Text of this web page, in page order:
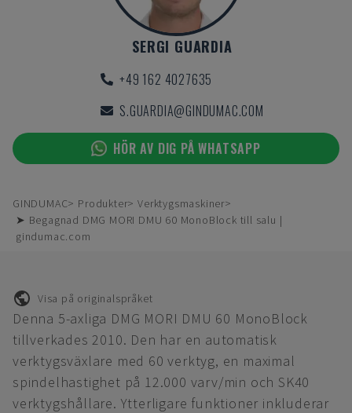
SERGI GUARDIA
+49 162 4027635
S.GUARDIA@GINDUMAC.COM
HÖR AV DIG PÅ WHATSAPP
GINDUMAC Produkter
Verktygsmaskiner
➤ Begagnad DMG MORI DMU 60 MonoBlock till salu |
gindumac.com
Visa på originalspråket
Denna 5-axliga DMG MORI DMU 60 MonoBlock
tillverkades 2010. Den har en automatisk
verktygsväxlare med 60 verktyg, en maximal
spindelhastighet på 12.000 varv/min och SK40
verktygshållare. Ytterligare funktioner inkluderar